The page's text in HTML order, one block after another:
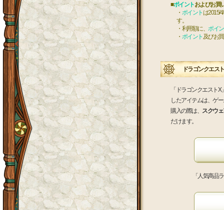
■ポイントおよびお買
・ ポイントは2015/
す。
・利用額に、 ポイ
・ ポイント 及びお
ドラゴンクエス
「ドラゴンクエスト
したアイテムは、ゲ
購入の際は、
スクウ
だけます。
「人気商品